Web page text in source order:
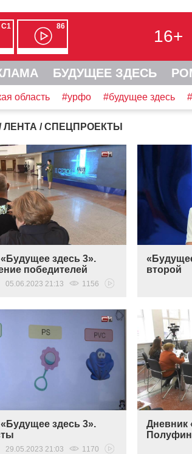
С1 86
16+
БУДУЩЕЕ ЗДЕСЬ
область #урфо #будущее здесь
ЛЕНТА / СПЕЦПРОЕКТЫ
здесь 3».
победителей
05.06.2023 21:13 1156
второй
здесь 3».
29.05.2023 21:03 1170
Дневник